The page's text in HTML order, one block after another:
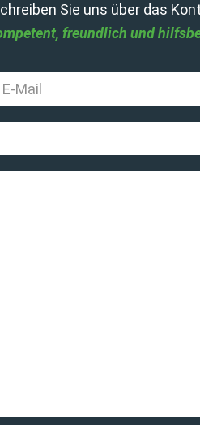
Sie uns über das
freundlich und